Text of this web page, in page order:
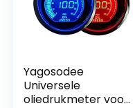
Yagosodee
Universele
oliedrukmeter voor